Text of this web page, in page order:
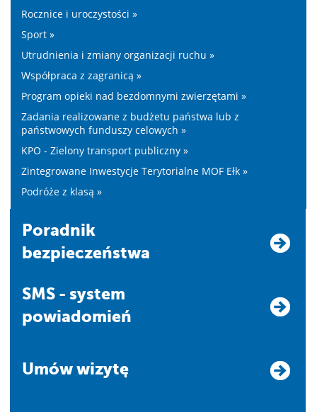
Rocznice i uroczystości »
Sport »
Utrudnienia i zmiany organizacji ruchu »
Współpraca z zagranicą »
Program opieki nad bezdomnymi zwierzętami »
Zadania realizowane z budżetu państwa lub z
państwowych funduszy celowych »
KPO - Zielony transport publiczny »
Zintegrowane Inwestycje Terytorialne MOF Ełk »
Podróże z klasą »
Poradnik
bezpieczeństwa
SMS - system
powiadomień
Umów wizytę